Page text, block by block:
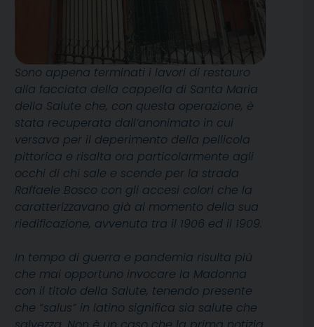
Sono appena terminati i lavori di restauro
alla facciata della cappella di Santa Maria
della Salute che, con questa operazione, è
stata recuperata dall’anonimato in cui
versava per il deperimento della pellicola
pittorica e risalta ora particolarmente agli
occhi di chi sale e scende per la strada
Raffaele Bosco con gli accesi colori che la
caratterizzavano già al momento della sua
riedificazione, avvenuta tra il 1906 ed il 1909.
In tempo di guerra e pandemia risulta più
che mai opportuno invocare la Madonna
con il titolo della Salute, tenendo presente
che “salus” in latino significa sia salute che